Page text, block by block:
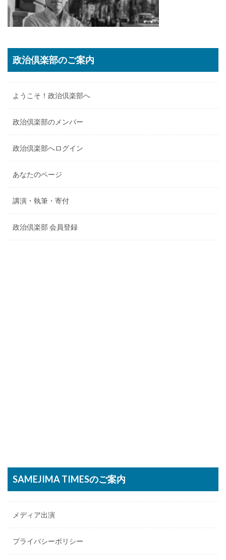
政治倶楽部のご案内
ようこそ！政治倶楽部へ
政治倶楽部のメンバー
政治倶楽部へログイン
あなたのページ
講演・執筆・寄付
政治倶楽部 会員登録
SAMEJIMA TIMESのご案内
メディア出演
プライバシーポリシー